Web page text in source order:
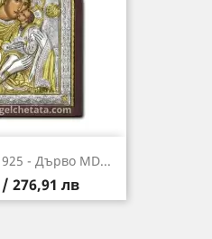
- Дърво MD...
276,91 лв